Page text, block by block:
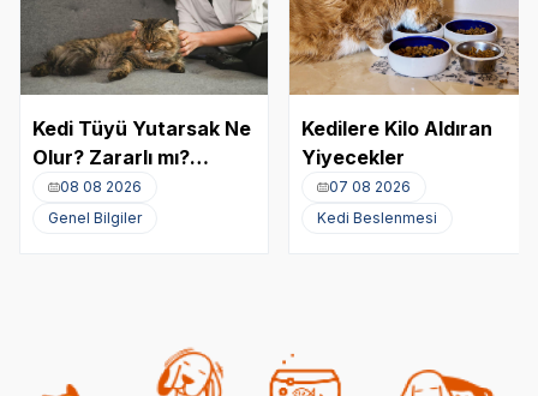
Kedi Tüyü Yutarsak Ne
Olur? Zararlı mı?
Akciğere Kedi Tüyü
Kaçması
08 08 2026
Genel Bilgiler
Kedilere Kilo Aldıran
Yiyecekler
07 08 2026
Kedi Beslenmesi